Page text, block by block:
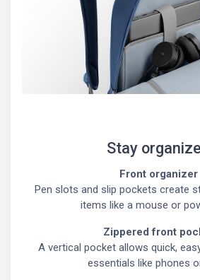
Stay
Front organizer
Pen slots and slip pockets create
items like a mouse or
Zippered front
A vertical pocket allows quick,
essentials like phones